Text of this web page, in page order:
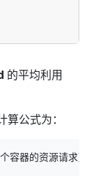
的平均利用
公式为：